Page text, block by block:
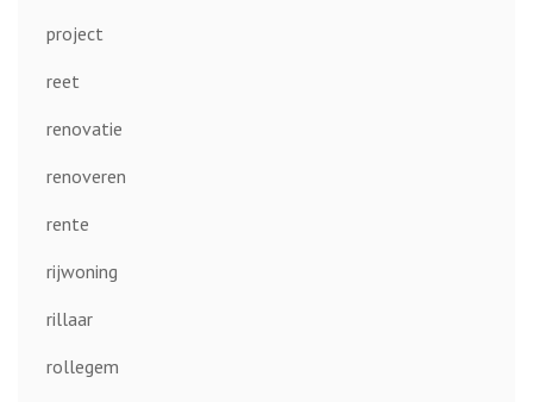
project
reet
renovatie
renoveren
rente
rijwoning
rillaar
rollegem